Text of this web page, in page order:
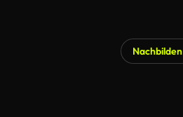
Nachbilden